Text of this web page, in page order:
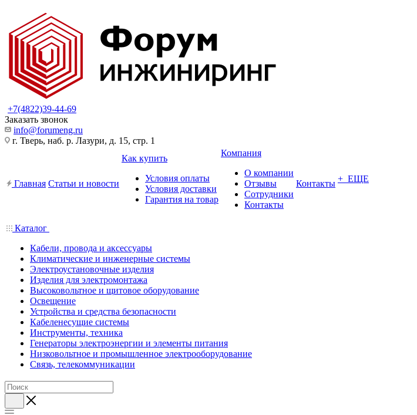
+7(4822)39-44-69
Заказать звонок
info@forumeng.ru
г. Тверь, наб. р. Лазури, д. 15, стр. 1
Главная Статьи и новости
Как купить
Условия оплаты
Условия доставки
Гарантия на товар
Компания
О компании
Отзывы
Сотрудники
Контакты
Контакты + ЕЩЕ
Каталог
Кабели, провода и аксессуары
Климатические и инженерные системы
Электроустановочные изделия
Изделия для электромонтажа
Высоковольтное и щитовое оборудование
Освещение
Устройства и средства безопасности
Кабеленесущие системы
Инструменты, техника
Генераторы электроэнергии и элементы питания
Низковольтное и промышленное электрооборудование
Связь, телекоммуникации